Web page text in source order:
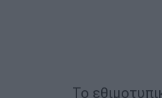
Το